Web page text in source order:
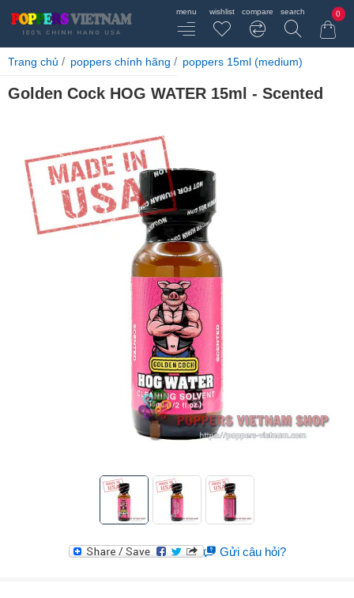
0
Golden Cock HOG WATER 15ml - Scented
Trang chủ home
poppers chính hãng poppers 15ml (medium)
Gửi câu hỏi?